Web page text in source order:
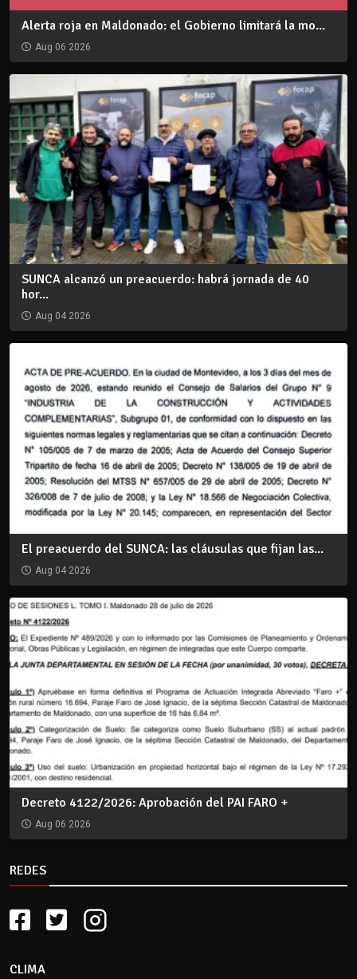
Alerta roja en Maldonado: el Gobierno limitará la mo...
Aug 06 2026
SUNCA alcanzó un preacuerdo: habrá jornada de 40
hor...
Aug 04 2026
El preacuerdo del SUNCA: las cláusulas que fijan las...
Aug 04 2026
Decreto 4122/2026: Aprobación del PAI FARO +
Aug 06 2026
REDES
CLIMA